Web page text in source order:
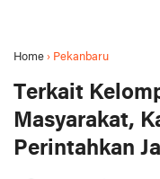
Home › Pekanbaru
Terkait
Masyarakat,
Perintahkan